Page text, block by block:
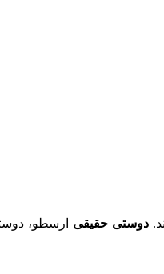
دوستی حقیقی ارسطو،